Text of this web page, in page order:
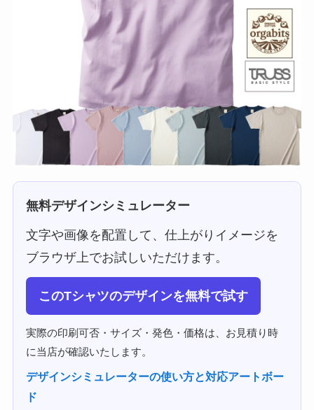
無料デザインシミュレーター
文字や画像を配置して、仕上がりイメージを
ブラウザ上でお試しいただけます。
このTシャツのデザインを無料で試す
実際の印刷可否・サイズ・発色・価格は、お見積り時
に当店が確認いたします。
デザインシミュレーターの使い方と対応アートボー
ド